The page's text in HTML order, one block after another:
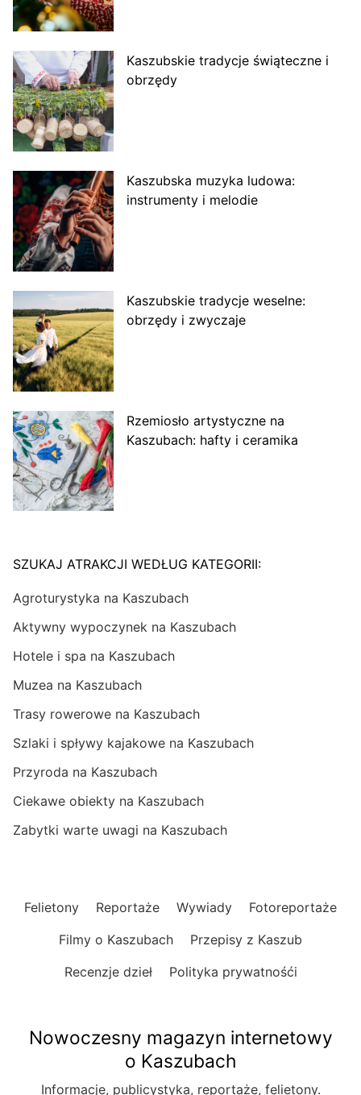
Kaszubskie tradycje świąteczne i
obrzędy
Kaszubska muzyka ludowa:
instrumenty i melodie
Kaszubskie tradycje weselne:
obrzędy i zwyczaje
Rzemiosło artystyczne na
Kaszubach: hafty i ceramika
SZUKAJ ATRAKCJI WEDŁUG KATEGORII:
Agroturystyka na Kaszubach
Aktywny wypoczynek na Kaszubach
Hotele i spa na Kaszubach
Muzea na Kaszubach
Trasy rowerowe na Kaszubach
Szlaki i spływy kajakowe na Kaszubach
Przyroda na Kaszubach
Ciekawe obiekty na Kaszubach
Zabytki warte uwagi na Kaszubach
Felietony Reportaże Wywiady
Fotoreportaże
Filmy o Kaszubach
Przepisy z Kaszub
Recenzje dzieł
Polityka prywatnośći
Nowoczesny magazyn internetowy
o Kaszubach
Informacje, publicystyka, reportaże, felietony.